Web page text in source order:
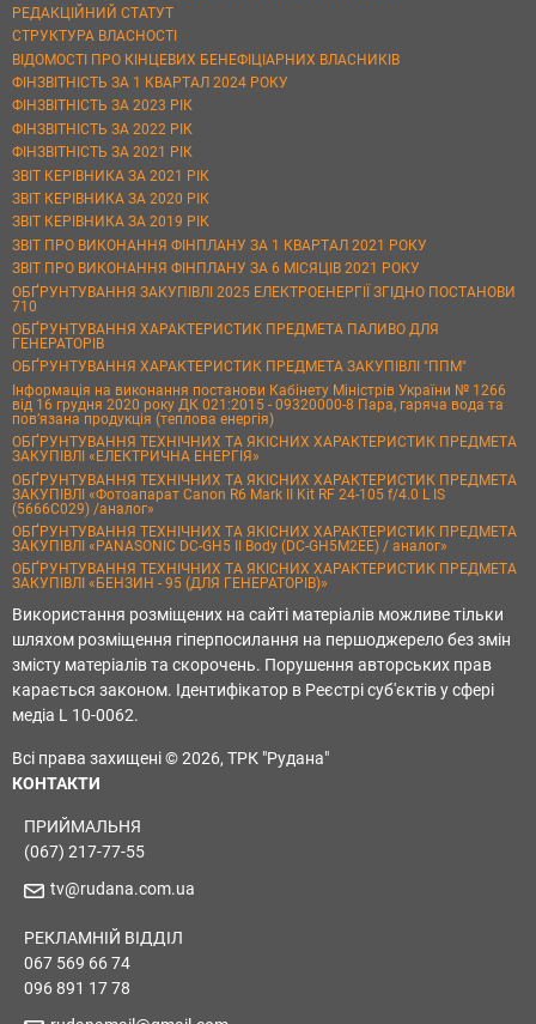
РЕДАКЦІЙНИЙ СТАТУТ
СТРУКТУРА ВЛАСНОСТІ
ВІДОМОСТІ ПРО КІНЦЕВИХ БЕНЕФІЦІАРНИХ ВЛАСНИКІВ
ФІНЗВІТНІСТЬ ЗА 1 КВАРТАЛ 2024 РОКУ
ФІНЗВІТНІСТЬ ЗА 2023 РІК
ФІНЗВІТНІСТЬ ЗА 2022 РІК
ФІНЗВІТНІСТЬ ЗА 2021 РІК
ЗВІТ КЕРІВНИКА ЗА 2021 РІК
ЗВІТ КЕРІВНИКА ЗА 2020 РІК
ЗВІТ КЕРІВНИКА ЗА 2019 РІК
ЗВІТ ПРО ВИКОНАННЯ ФІНПЛАНУ ЗА 1 КВАРТАЛ 2021 РОКУ
ЗВІТ ПРО ВИКОНАННЯ ФІНПЛАНУ ЗА 6 МІСЯЦІВ 2021 РОКУ
ОБҐРУНТУВАННЯ ЗАКУПІВЛІ 2025 ЕЛЕКТРОЕНЕРГІЇ ЗГІДНО ПОСТАНОВИ
710
ОБҐРУНТУВАННЯ ХАРАКТЕРИСТИК ПРЕДМЕТА ПАЛИВО ДЛЯ
ГЕНЕРАТОРІВ
ОБҐРУНТУВАННЯ ХАРАКТЕРИСТИК ПРЕДМЕТА ЗАКУПІВЛІ "ППМ"
Інформація на виконання постанови Кабінету Міністрів України № 1266
від 16 грудня 2020 року ДК 021:2015 - 09320000-8 Пара, гаряча вода та
пов’язана продукція (теплова енергія)
ОБҐРУНТУВАННЯ ТЕХНІЧНИХ ТА ЯКІСНИХ ХАРАКТЕРИСТИК ПРЕДМЕТА
ЗАКУПІВЛІ «ЕЛЕКТРИЧНА ЕНЕРГІЯ»
ОБҐРУНТУВАННЯ ТЕХНІЧНИХ ТА ЯКІСНИХ ХАРАКТЕРИСТИК ПРЕДМЕТА
ЗАКУПІВЛІ «Фотоапарат Canon R6 Mark II Kit RF 24-105 f/4.0 L IS
(5666C029) /аналог»
ОБҐРУНТУВАННЯ ТЕХНІЧНИХ ТА ЯКІСНИХ ХАРАКТЕРИСТИК ПРЕДМЕТА
ЗАКУПІВЛІ «PANASONIC DC-GH5 II Body (DC-GH5M2EE) / аналог»
ОБҐРУНТУВАННЯ ТЕХНІЧНИХ ТА ЯКІСНИХ ХАРАКТЕРИСТИК ПРЕДМЕТА
ЗАКУПІВЛІ «БЕНЗИН - 95 (ДЛЯ ГЕНЕРАТОРІВ)»
Використання розміщених на сайті матеріалів можливе тільки
шляхом розміщення гіперпосилання на першоджерело без змін
змісту матеріалів та скорочень. Порушення авторських прав
карається законом. Ідентифікатор в Реєстрі суб'єктів у сфері
медіа L 10-0062.
Всі права захищені © 2026, ТРК "Рудана"
КОНТАКТИ
ПРИЙМАЛЬНЯ
(067) 217-77-55
tv@rudana.com.ua
РЕКЛАМНІЙ ВІДДІЛ
067 569 66 74
096 891 17 78